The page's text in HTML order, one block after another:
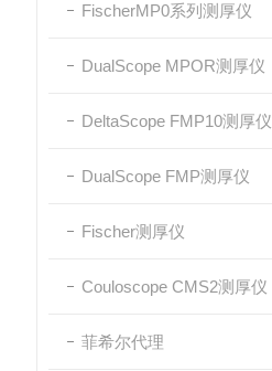
FischerMP0系列测厚仪
DualScope MPOR测厚仪
DeltaScope FMP10测厚仪
DualScope FMP测厚仪
Fischer测厚仪
Couloscope CMS2测厚仪
菲希尔代理